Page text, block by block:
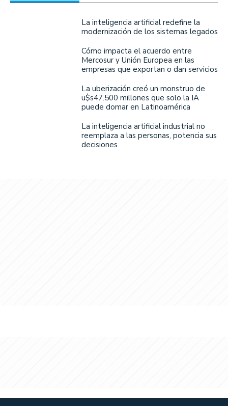
La inteligencia artificial redefine la
modernización de los sistemas legados
Cómo impacta el acuerdo entre
Mercosur y Unión Europea en las
empresas que exportan o dan servicios
La uberización creó un monstruo de
u$s47.500 millones que solo la IA
puede domar en Latinoamérica
La inteligencia artificial industrial no
reemplaza a las personas, potencia sus
decisiones